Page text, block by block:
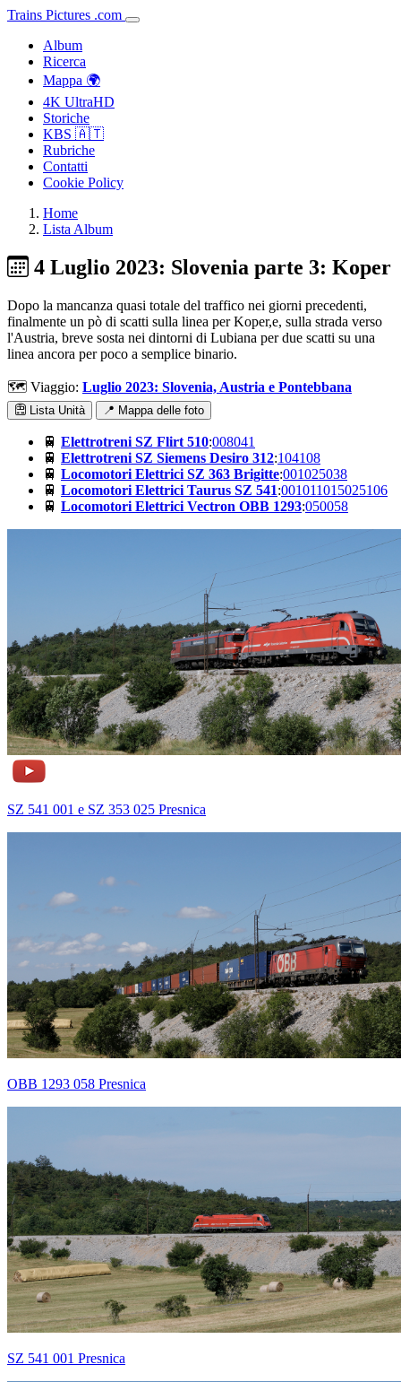
Trains Pictures .com
Album
Ricerca
Mappa 🌍
4K UltraHD
Storiche
KBS 🇦🇹
Rubriche
Contatti
Cookie Policy
Home
Lista Album
4 Luglio 2023: Slovenia parte 3: Koper
Dopo la mancanza quasi totale del traffico nei giorni precedenti,
finalmente un pò di scatti sulla linea per Koper,e, sulla strada verso
l'Austria, breve sosta nei dintorni di Lubiana per due scatti su una
linea ancora per poco a semplice binario.
🗺️ Viaggio: Luglio 2023: Slovenia, Austria e Pontebbana
Lista Unità 📍 Mappa delle foto
🚆 Elettrotreni SZ Flirt 510:008041
🚆 Elettrotreni SZ Siemens Desiro 312:104108
🚆 Locomotori Elettrici SZ 363 Brigitte:001025038
🚆 Locomotori Elettrici Taurus SZ 541:001011015025106
🚆 Locomotori Elettrici Vectron OBB 1293:050058
SZ 541 001 e SZ 353 025 Presnica
OBB 1293 058 Presnica
SZ 541 001 Presnica